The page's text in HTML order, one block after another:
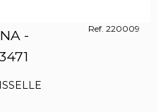
-
Ref. 220009